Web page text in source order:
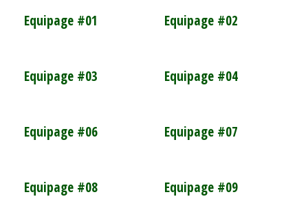
Equipage #01 Equipage #02
Equipage #03 Equipage #04
Equipage #06 Equipage #07
Equipage #08 Equipage #09